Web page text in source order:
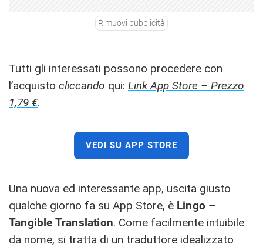
Rimuovi pubblicità
Tutti gli interessati possono procedere con
l’acquisto cliccando qui: Link App Store – Prezzo
1,79 €.
VEDI SU APP STORE
Una nuova ed interessante app, uscita giusto
qualche giorno fa su App Store, è Lingo –
Tangible Translation. Come facilmente intuibile
da nome, si tratta di un traduttore idealizzato